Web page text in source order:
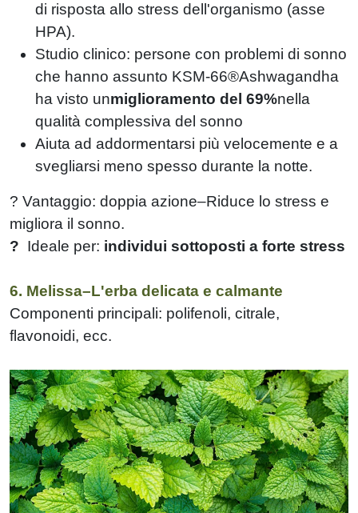
di risposta allo stress dell'organismo (asse
HPA).
Studio clinico: persone con problemi di sonno
che hanno assunto KSM-66®Ashwagandha
ha visto unmiglioramento del 69%nella
qualità complessiva del sonno
Aiuta ad addormentarsi più velocemente e a
svegliarsi meno spesso durante la notte.
? Vantaggio: doppia azione–Riduce lo stress e
migliora il sonno.
? Ideale per: individui sottoposti a forte stress
6. Melissa–L'erba delicata e calmante
Componenti principali: polifenoli, citrale,
flavonoidi, ecc.